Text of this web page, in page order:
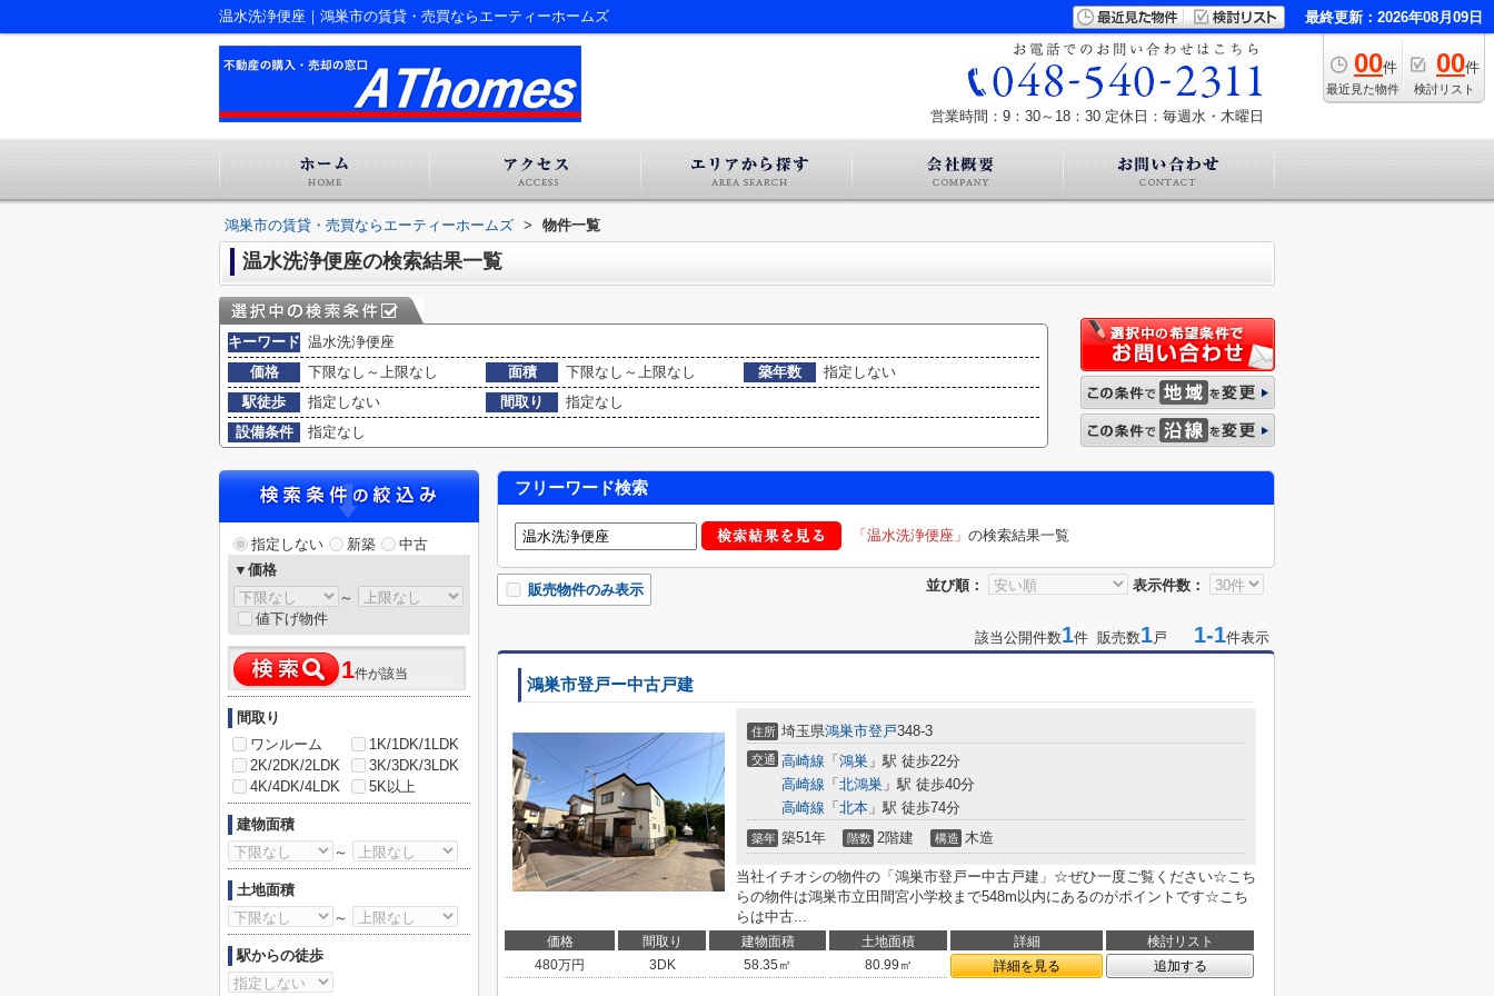
温水洗浄便座｜鴻巣市の賃貸・売買ならエーティーホームズ 最終更新：2026年08月09日
00件
最近見た物件
00件
検討リスト
営業時間：9：30～18：30 定休日：毎週水・木曜日
鴻巣市の賃貸・売買ならエーティーホームズ > 物件一覧
温水洗浄便座の検索結果一覧
キーワード 温水洗浄便座
価格
下限なし～上限なし 面積 下限なし～上限なし 築年数
指定しない
駅徒歩
指定しない 間取り
指定なし
設備条件
指定なし
フリーワード検索
「温水洗浄便座」 の検索結果一覧
並び順： 表示件数：
販売物件のみ表示
該当公開件数1件 販売数1戸 1-1件表示
鴻巣市登戸ー中古戸建
住所 埼玉県鴻巣市登戸348-3
交通 高崎線 「 鴻巣 」駅 徒歩22分
高崎線 「 北鴻巣 」駅 徒歩40分
高崎線 「 北本 」駅 徒歩74分
築年 築51年 階数 2階建 構造 木造
当社イチオシの物件の「鴻巣市登戸ー中古戸建」☆ぜひ一度ご覧ください☆こち
らの物件は鴻巣市立田間宮小学校まで548m以内にあるのがポイントです☆こち
らは中古...
価格 間取り 建物面積 土地面積 詳細
検討リスト
480万円 3DK 58.35㎡ 80.99㎡ 詳細を見る 追加する
指定しない 新築
中古
▼価格
～
値下げ物件
1件が該当
間取り
ワンルーム
1K/1DK/1LDK
2K/2DK/2LDK
3K/3DK/3LDK
4K/4DK/4LDK
5K以上
建物面積
～
土地面積
～
駅からの徒歩